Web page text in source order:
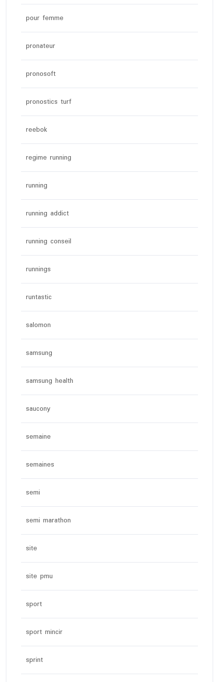
pour femme
pronateur
pronosoft
pronostics turf
reebok
regime running
running
running addict
running conseil
runnings
runtastic
salomon
samsung
samsung health
saucony
semaine
semaines
semi
semi marathon
site
site pmu
sport
sport mincir
sprint